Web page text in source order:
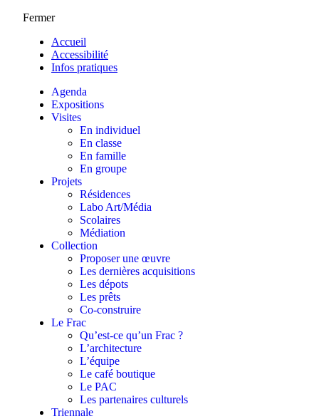
Fermer
Accueil
Accessibilité
Infos pratiques
Agenda
Expositions
Visites
En individuel
En classe
En famille
En groupe
Projets
Résidences
Labo Art/Média
Scolaires
Médiation
Collection
Proposer une œuvre
Les dernières acquisitions
Les dépots
Les prêts
Co-construire
Le Frac
Qu’est-ce qu’un Frac ?
L’architecture
L’équipe
Le café boutique
Le PAC
Les partenaires culturels
Triennale